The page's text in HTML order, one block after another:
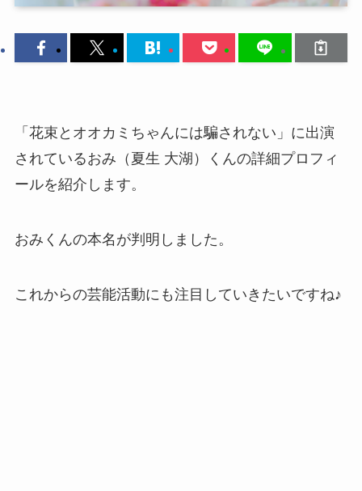
「花束とオオカミちゃんには騙されない」に出演
されているおみ（夏生 大湖）くんの詳細プロフィ
ールを紹介します。
おみくんの本名が判明しました。
これからの芸能活動にも注目していきたいですね♪